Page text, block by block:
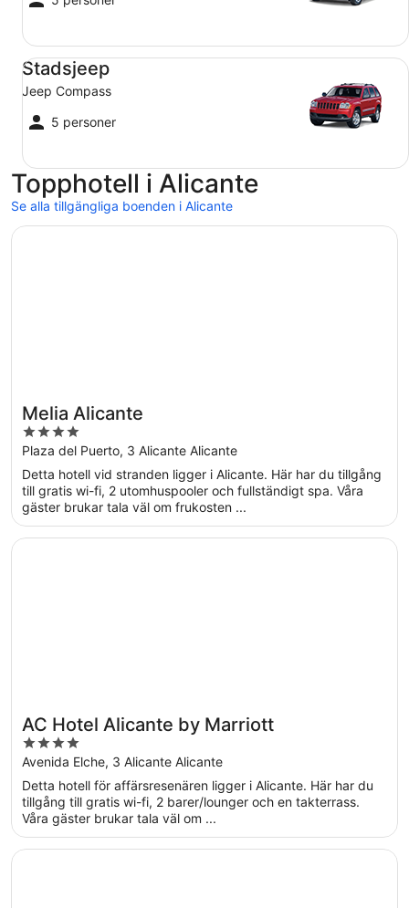
Stadsjeep
Jeep Compass
5 personer
Stadsjeep Jeep Compass
Topphotell i Alicante
Se alla tillgängliga boenden i Alicante
Melia Alicante
4
out
of
5
Plaza del Puerto, 3 Alicante Alicante
Detta hotell vid stranden ligger i Alicante. Här har du tillgång
till gratis wi-fi, 2 utomhuspooler och fullständigt spa. Våra
gäster brukar tala väl om frukosten ...
Öppnas i ett nytt fönster
Melia Alicante
AC Hotel Alicante by Marriott
4
out
of
5
Avenida Elche, 3 Alicante Alicante
Detta hotell för affärsresenären ligger i Alicante. Här har du
tillgång till gratis wi-fi, 2 barer/lounger och en takterrass.
Våra gäster brukar tala väl om ...
Öppnas i ett nytt fönster
AC Hotel Alicante by Marriott
Öppnas i ett nytt fönster
Estudiotel Alicante